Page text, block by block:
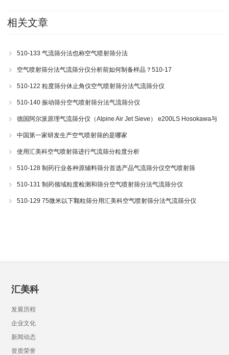
相关文章
510-133 气流筛分法也称空气喷射筛分法
空气喷射筛分法气流筛分仪分析前如何制备样品？510-17
510-122 粒度筛分休止角仪空气喷射筛分法气流筛分仪
510-140 振动筛分空气喷射筛分法气流筛分仪
德国阿尔派原理气流筛分仪（Alpine Air Jet Sieve） e200LS Hosokawa与
200LS-N空气喷射筛分仪 510-34
中国第一家研发生产空气喷射筛的是哪家
使用汇美科空气喷射筛进行气流筛分粒度分析
510-128 制药行业各种原辅料筛分首选产品气流筛分仪空气喷射筛
510-131 制药领域粒度检测和筛分空气喷射筛分法气流筛分仪
510-129 75微米以下颗粒筛分用汇美科空气喷射筛分法气流筛分仪
汇美科
发展历程
企业文化
新闻动态
资质荣誉